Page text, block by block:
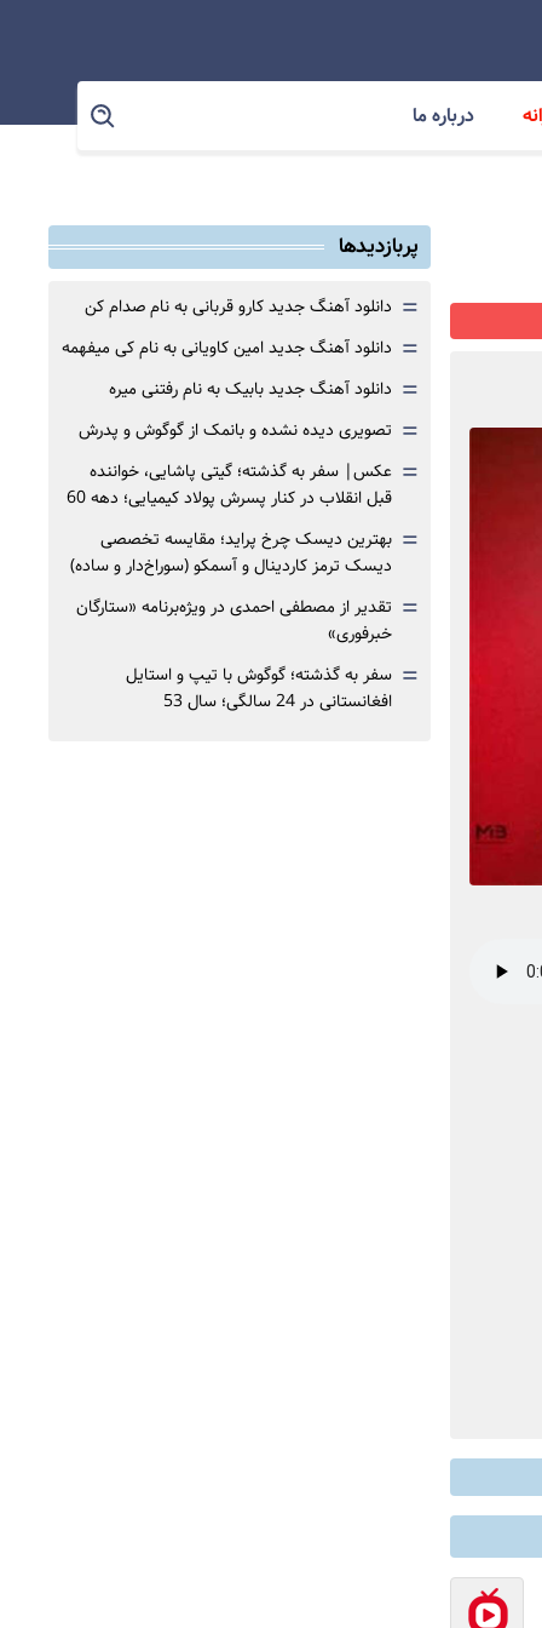
درباره ما
پربازدیدها
= دانلود آهنگ جدید کارو قربانی به نام صدام کن
= دانلود آهنگ جدید امین کاویانی به نام کی میفهمه
= دانلود آهنگ جدید بابیک به نام رفتنی میره
= تصویری دیده نشده و بانمک از گوگوش و پدرش
= عکس| سفر به گذشته؛ گیتی پاشایی، خواننده
قبل انقلاب در کنار پسرش پولاد کیمیایی؛ دهه 60
= بهترین دیسک چرخ پراید؛ مقایسه تخصصی
دیسک ترمز کاردینال و آسمکو (سوراخ‌دار و ساده)
= تقدیر از مصطفی احمدی در ویژه‌برنامه «ستارگان
خبرفوری»
= سفر به گذشته؛ گوگوش با تیپ و استایل
افغانستانی در 24 سالگی؛ سال 53